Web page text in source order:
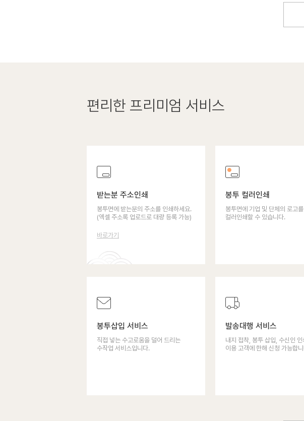
편리한 프리미엄 서비스
받는분 주소인쇄
봉투면에 받는분의 주소를 인쇄하세요.
(엑셀 주소록 업로드로 대량 등록 가능)
바로가기
봉투 컬러인쇄
봉투면에 기업 및 단체의 로고를
컬러인쇄할 수 있습니다.
봉투삽입 서비스
직접 넣는 수고로움을 덜어 드리는
수작업 서비스입니다.
발송대행 서비스
내지 접착, 봉투 삽입, 수신인
이용 고객에 한해 신청 가능합